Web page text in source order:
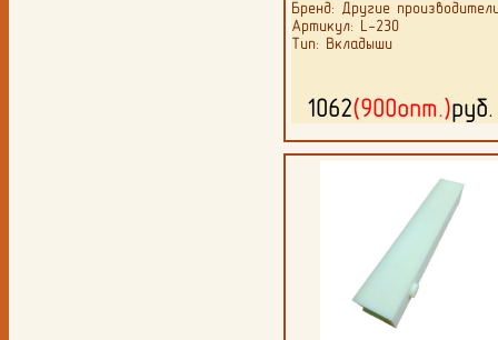
Бренд: Другие
Артикул: L-230
Тип: Вкладыши
1062(900опт.)